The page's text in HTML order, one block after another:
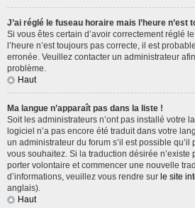
J’ai réglé le fuseau horaire mais l’heure n’est
Si vous êtes certain d’avoir correctement réglé
l’heure n’est toujours pas correcte, il est
erronée. Veuillez contacter un administrateur
problème.
Haut
Ma langue n’apparaît pas dans la liste !
Soit les administrateurs n’ont pas installé votre
logiciel n’a pas encore été traduit dans votre
un administrateur du forum s’il est possible
vous souhaitez. Si la traduction désirée n’existe
porter volontaire et commencer une nouvelle
d’informations, veuillez vous rendre sur le site
anglais).
Haut